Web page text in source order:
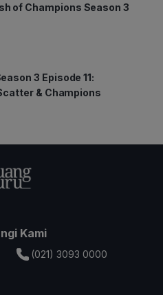
of Champions Season 3
3 Episode 11:
& Champions
Kami
(021) 3093 0000